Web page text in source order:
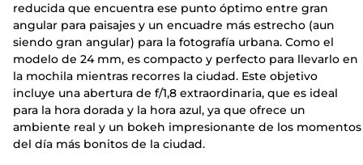
reducida que encuentra ese punto óptimo entre gran
angular para paisajes y un encuadre más estrecho (aun
siendo gran angular) para la fotografía urbana. Como el
modelo de 24 mm, es compacto y perfecto para llevarlo en
la mochila mientras recorres la ciudad. Este objetivo
incluye una abertura de f/1,8 extraordinaria, que es ideal
para la hora dorada y la hora azul, ya que ofrece un
ambiente real y un bokeh impresionante de los momentos
del día más bonitos de la ciudad.